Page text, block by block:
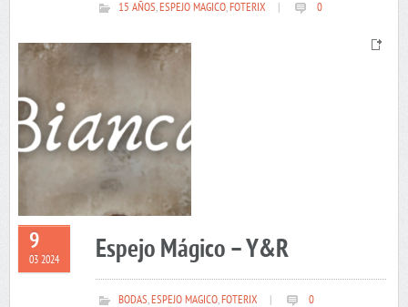
15 AÑOS,ESPEJO MAGICO,FOTERIX 0
9
03 2024 Espejo Mágico – Y&R
BODAS,ESPEJO MAGICO,FOTERIX 0